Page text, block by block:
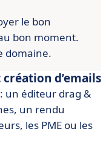
le bon
bon moment.
domaine.
d’emails
: un éditeur drag &
un rendu
les PME ou les